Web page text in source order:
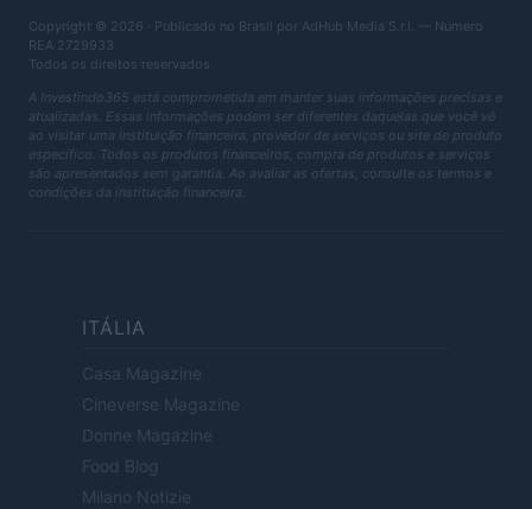
Copyright © 2026 · Publicado no Brasil por AdHub Media S.r.l. — Número
REA 2729933
Todos os direitos reservados
A Investindo365 está comprometida em manter suas informações precisas e
atualizadas. Essas informações podem ser diferentes daquelas que você vê
ao visitar uma instituição financeira, provedor de serviços ou site de produto
específico. Todos os produtos financeiros, compra de produtos e serviços
são apresentados sem garantia. Ao avaliar as ofertas, consulte os termos e
condições da instituição financeira.
ITÁLIA
Casa Magazine
Cineverse Magazine
Donne Magazine
Food Blog
Milano Notizie